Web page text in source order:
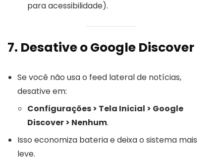
para acessibilidade).
7. Desative o Google Discover
Se você não usa o feed lateral de notícias,
desative em:
Configurações > Tela Inicial > Google
Discover > Nenhum.
Isso economiza bateria e deixa o sistema mais
leve.